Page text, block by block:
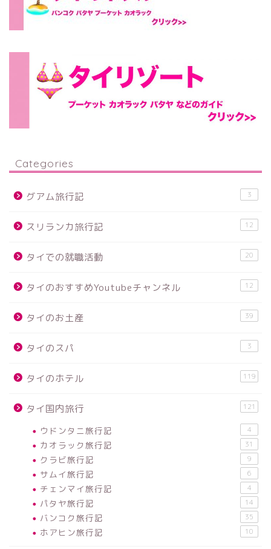
Categories
グアム旅行記 3
スリランカ旅行記 12
タイでの就職活動 20
タイのおすすめYoutubeチャンネル 12
タイのお土産 39
タイのスパ 3
タイのホテル 119
タイ国内旅行 121
ウドンタニ旅行記 4
カオラック旅行記 31
クラビ旅行記 9
サムイ旅行記 6
チェンマイ旅行記 4
パタヤ旅行記 14
バンコク旅行記 35
ホアヒン旅行記 10